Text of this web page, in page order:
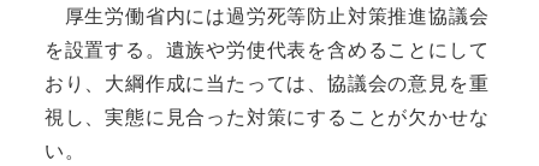
厚生労働省内には過労死等防止対策推進協議会
を設置する。遺族や労使代表を含めることにして
おり、大綱作成に当たっては、協議会の意見を重
視し、実態に見合った対策にすることが欠かせな
い。